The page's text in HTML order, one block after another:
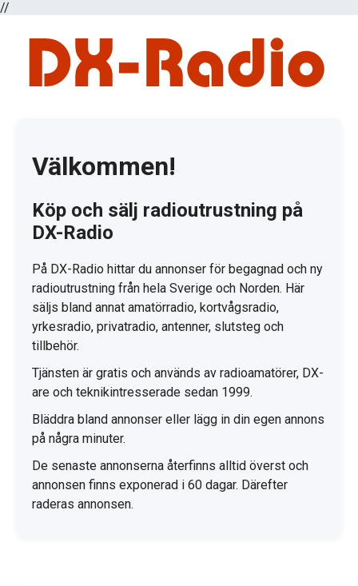
//
Välkommen!
Köp och sälj radioutrustning på
DX-Radio
På DX-Radio hittar du annonser för begagnad och ny
radioutrustning från hela Sverige och Norden. Här
säljs bland annat amatörradio, kortvågsradio,
yrkesradio, privatradio, antenner, slutsteg och
tillbehör.
Tjänsten är gratis och används av radioamatörer, DX-
are och teknikintresserade sedan 1999.
Bläddra bland annonser eller lägg in din egen annons
på några minuter.
De senaste annonserna återfinns alltid överst och
annonsen finns exponerad i 60 dagar. Därefter
raderas annonsen.